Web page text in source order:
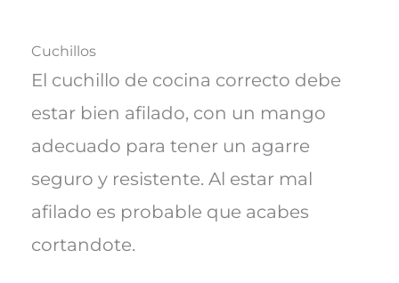
Cuchillos
El cuchillo de cocina correcto debe
estar bien afilado, con un mango
adecuado para tener un agarre
seguro y resistente. Al estar mal
afilado es probable que acabes
cortandote.